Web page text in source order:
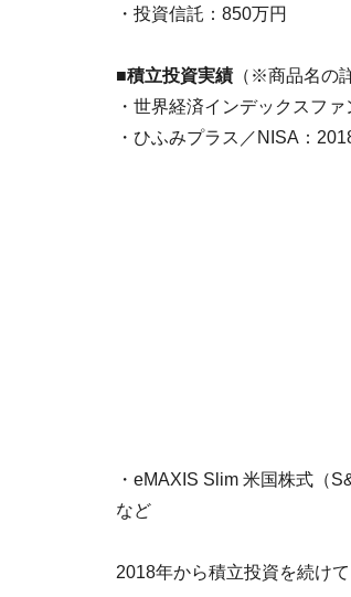
・投資信託：850万円
■積立投資実績 （※商品名の
・世界経済インデックスフ
・ひふみプラス／NISA：
・eMAXIS Slim 米国株式（
など
2018年から積立投資を続け